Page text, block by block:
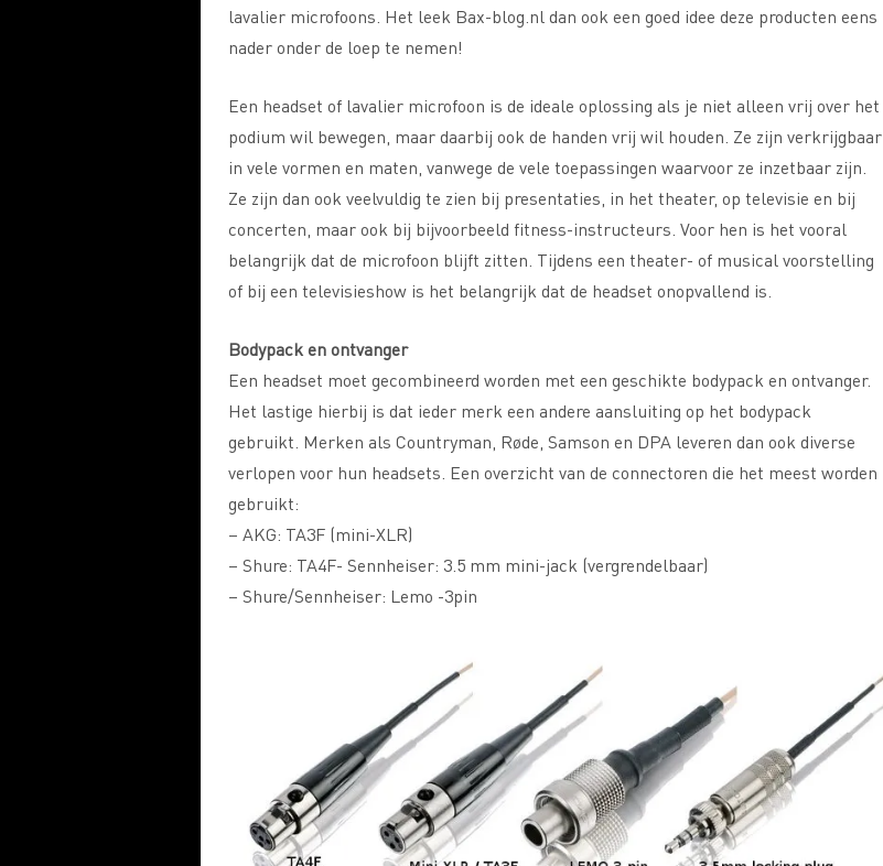
lavalier microfoons. Het leek Bax-blog.nl dan ook een goed idee deze producten eens
nader onder de loep te nemen!
Een headset of lavalier microfoon is de ideale oplossing als je niet alleen vrij over het
podium wil bewegen, maar daarbij ook de handen vrij wil houden. Ze zijn verkrijgbaar
in vele vormen en maten, vanwege de vele toepassingen waarvoor ze inzetbaar zijn.
Ze zijn dan ook veelvuldig te zien bij presentaties, in het theater, op televisie en bij
concerten, maar ook bij bijvoorbeeld fitness-instructeurs. Voor hen is het vooral
belangrijk dat de microfoon blijft zitten. Tijdens een theater- of musical voorstelling
of bij een televisieshow is het belangrijk dat de headset onopvallend is.
Bodypack en ontvanger
Een headset moet gecombineerd worden met een geschikte bodypack en ontvanger.
Het lastige hierbij is dat ieder merk een andere aansluiting op het bodypack
gebruikt. Merken als Countryman, Røde, Samson en DPA leveren dan ook diverse
verlopen voor hun headsets. Een overzicht van de connectoren die het meest worden
gebruikt:
– AKG: TA3F (mini-XLR)
– Shure: TA4F- Sennheiser: 3.5 mm mini-jack (vergrendelbaar)
– Shure/Sennheiser: Lemo -3pin